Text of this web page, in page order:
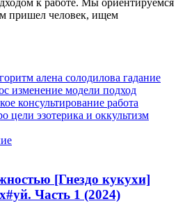
пришел человек, ищем
алена солодилова гадание
изменение модели подход
консультирование работа
цели эзотерика и оккультизм
[Гнездо кукухи]
Часть 1 (2024)